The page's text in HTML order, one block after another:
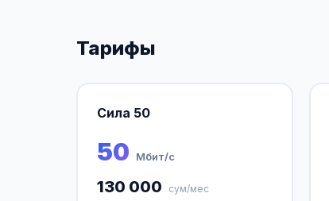
Тарифы
Сила 50
50 Мбит/с
130 000 сум/мес